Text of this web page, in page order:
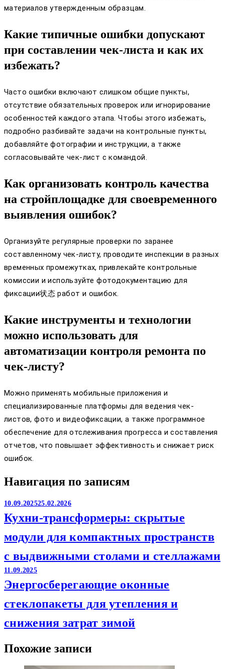
материалов утвержденным образцам.
Какие типичные ошибки допускают
при составлении чек-листа и как их
избежать?
Часто ошибки включают слишком общие пункты,
отсутствие обязательных проверок или игнорирование
особенностей каждого этапа. Чтобы этого избежать,
подробно разбивайте задачи на контрольные пункты,
добавляйте фотографии и инструкции, а также
согласовывайте чек-лист с командой.
Как организовать контроль качества
на стройплощадке для своевременного
выявления ошибок?
Организуйте регулярные проверки по заранее
составленному чек-листу, проводите инспекции в разных
временных промежутках, привлекайте контрольные
комиссии и используйте фотодокументацию для
фиксации状态 работ и ошибок.
Какие инструменты и технологии
можно использовать для
автоматизации контроля ремонта по
чек-листу?
Можно применять мобильные приложения и
специализированные платформы для ведения чек-
листов, фото и видеофиксации, а также программное
обеспечение для отслеживания прогресса и составления
отчетов, что повышает эффективность и снижает риск
ошибок.
Навигация по записям
10.09.202525.02.2026
Кухни-трансформеры: скрытые
модули для компактных пространств
с выдвижными столами и стеллажами
11.09.2025
Энергосберегающие оконные
стеклопакеты для утепления и
снижения затрат зимой
Похожие записи